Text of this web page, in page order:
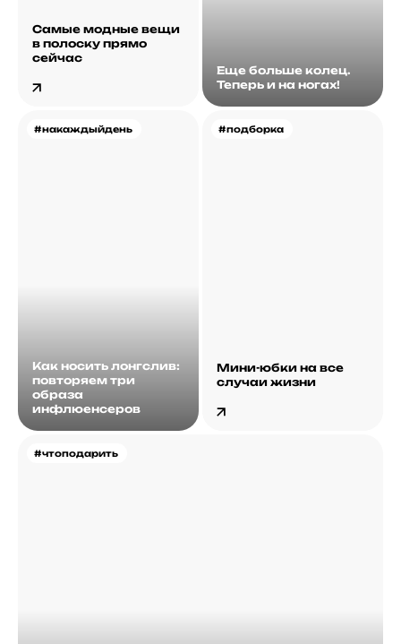
Самые модные вещи
в полоску прямо
сейчас
Еще больше колец.
Теперь и на ногах!
#накаждыйдень
Как носить лонгслив:
повторяем три
образа
инфлюенсеров
#чтоподарить
#подборка
Мини-юбки на все
случаи жизни